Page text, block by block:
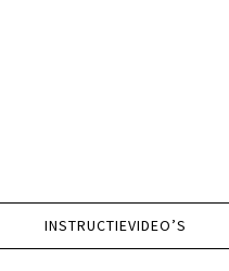
INSTRUCTIEVIDEO’S